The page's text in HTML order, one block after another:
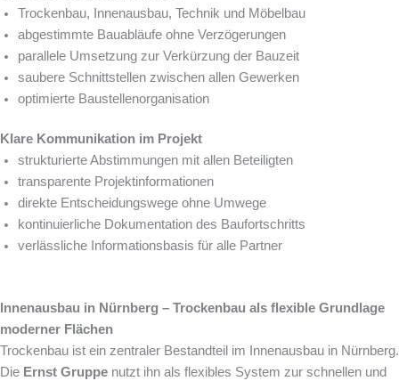
Trockenbau, Innenausbau, Technik und Möbelbau
abgestimmte Bauabläufe ohne Verzögerungen
parallele Umsetzung zur Verkürzung der Bauzeit
saubere Schnittstellen zwischen allen Gewerken
optimierte Baustellenorganisation
Klare Kommunikation im Projekt
strukturierte Abstimmungen mit allen Beteiligten
transparente Projektinformationen
direkte Entscheidungswege ohne Umwege
kontinuierliche Dokumentation des Baufortschritts
verlässliche Informationsbasis für alle Partner
Innenausbau in Nürnberg – Trockenbau als flexible Grundlage
moderner Flächen
Trockenbau ist ein zentraler Bestandteil im Innenausbau in Nürnberg.
Die Ernst Gruppe nutzt ihn als flexibles System zur schnellen und